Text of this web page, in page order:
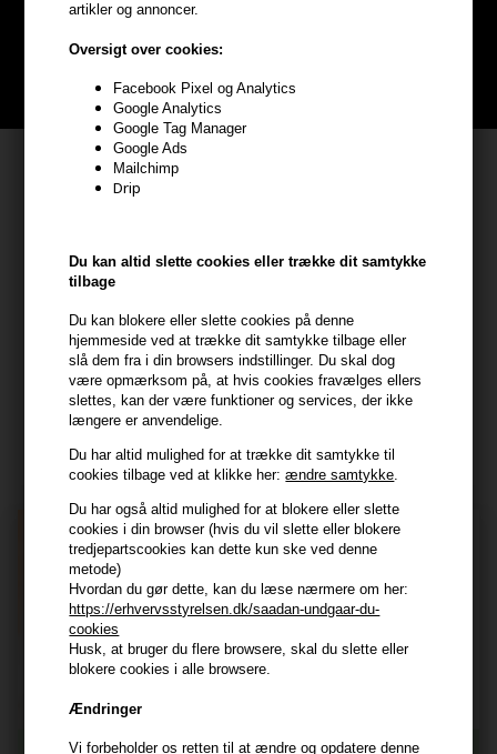
artikler og annoncer.
Oversigt over cookies:
Facebook Pixel og Analytics
Google Analytics
Google Tag Manager
Google Ads
Mailchimp
Drip
Du kan altid slette cookies eller trække dit samtykke
tilbage
Du kan blokere eller slette cookies på denne
hjemmeside ved at trække dit samtykke tilbage eller
slå dem fra i din browsers indstillinger. Du skal dog
være opmærksom på, at hvis cookies fravælges ellers
slettes, kan der være funktioner og services, der ikke
længere er anvendelige.
Du har altid mulighed for at trække dit samtykke til
cookies tilbage ved at klikke her:ændre samtykke.
Du har også altid mulighed for at blokere eller slette
cookies i din browser (hvis du vil slette eller blokere
tredjepartscookies kan dette kun ske ved denne
metode)
Hvordan du gør dette, kan du læse nærmere om her:
https://erhvervsstyrelsen.dk/saadan-undgaar-du-
cookies
Husk, at bruger du flere browsere, skal du slette eller
blokere cookies i alle browsere.
Ændringer
Vi forbeholder os retten til at ændre og opdatere denne
Bliv helt gratis en del af vores kundeklub og optjen rabatter når du
handler
BLIV GRATIS MEDLEM HER
Kundeservice
7800 Skive
CVR: 44874253
kundeservice@hair247.dk
Tlf. 23839799 (hverdage 9-14)
Modtag tilbud mm
Tilmeld dig nyhedsbrev - du kan altid afmelde det igen.
TILMELD
ConsentJeg accepterer vilkår og betingelser.
Husk at vi har